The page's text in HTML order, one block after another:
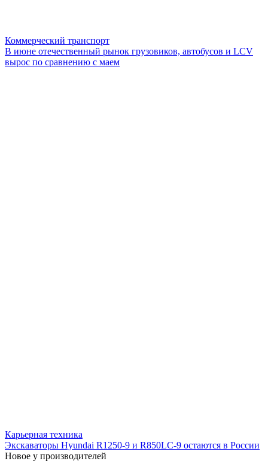
Коммерческий транспорт
В июне отечественный рынок грузовиков, автобусов и LCV
вырос по сравнению с маем
Карьерная техника
Экскаваторы Hyundai R1250-9 и R850LC-9 остаются в России
Новое у производителей